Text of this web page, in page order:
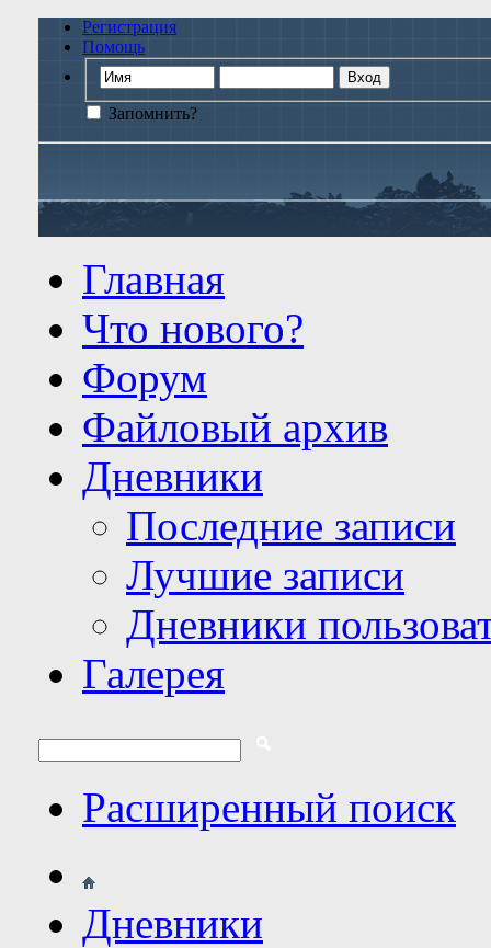
Регистрация
Помощь
Запомнить?
Главная
Что нового?
Форум
Файловый архив
Дневники
Последние записи
Лучшие записи
Дневники
Галерея
Расширенный поиск
Дневники